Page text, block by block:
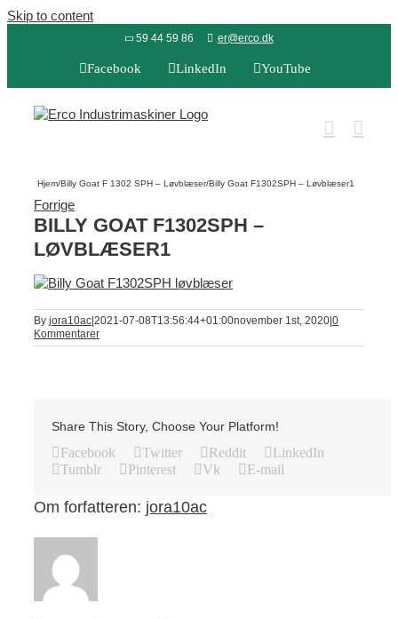
Skip to content
59 44 59 86 er@erco.dk
Facebook LinkedIn YouTube
Hjem/Billy Goat F 1302 SPH – Løvblæser/Billy Goat F1302SPH – Løvblæser1
Forrige
BILLY GOAT F1302SPH –
LØVBLÆSER1
By jora10ac 2021-07-08T13:56:44+01:00november 1st, 2020 0
Kommentarer
Share This Story, Choose Your Platform!
Facebook Twitter Reddit
LinkedIn
Tumblr
Pinterest Vk E-mail
Om forfatteren: jora10ac